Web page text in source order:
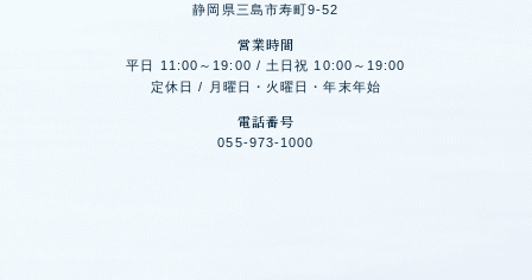
静岡県三島市寿町9-52
営業時間
平日 11:00～19:00 / 土日祝 10:00～19:00
定休日 / 月曜日・火曜日・年末年始
電話番号
055-973-1000